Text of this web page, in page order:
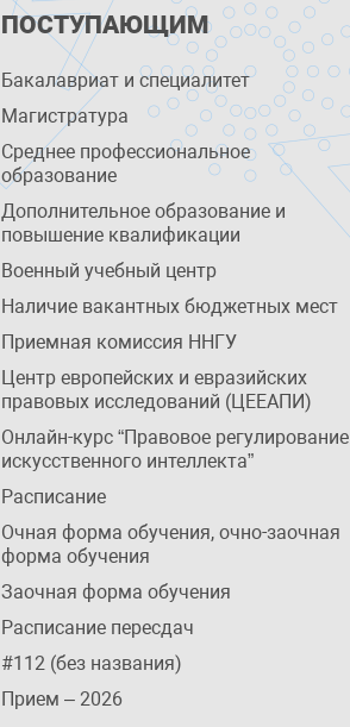
ПОСТУПАЮЩИМ
Бакалавриат и специалитет
Магистратура
Среднее профессиональное
образование
Дополнительное образование и
повышение квалификации
Военный учебный центр
Наличие вакантных бюджетных мест
Приемная комиссия ННГУ
Центр европейских и евразийских
правовых исследований (ЦЕЕАПИ)
Онлайн-курс “Правовое регулирование
искусственного интеллекта”
Расписание
Очная форма обучения, очно-заочная
форма обучения
Заочная форма обучения
Расписание пересдач
#112 (без названия)
Прием – 2026